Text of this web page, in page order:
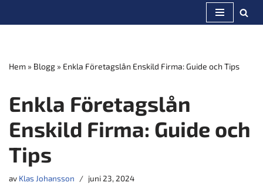
Hem » Blogg » Enkla Företagslån Enskild Firma: Guide och Tips
Enkla Företagslån
Enskild Firma: Guide och
Tips
av Klas Johansson juni 23, 2024